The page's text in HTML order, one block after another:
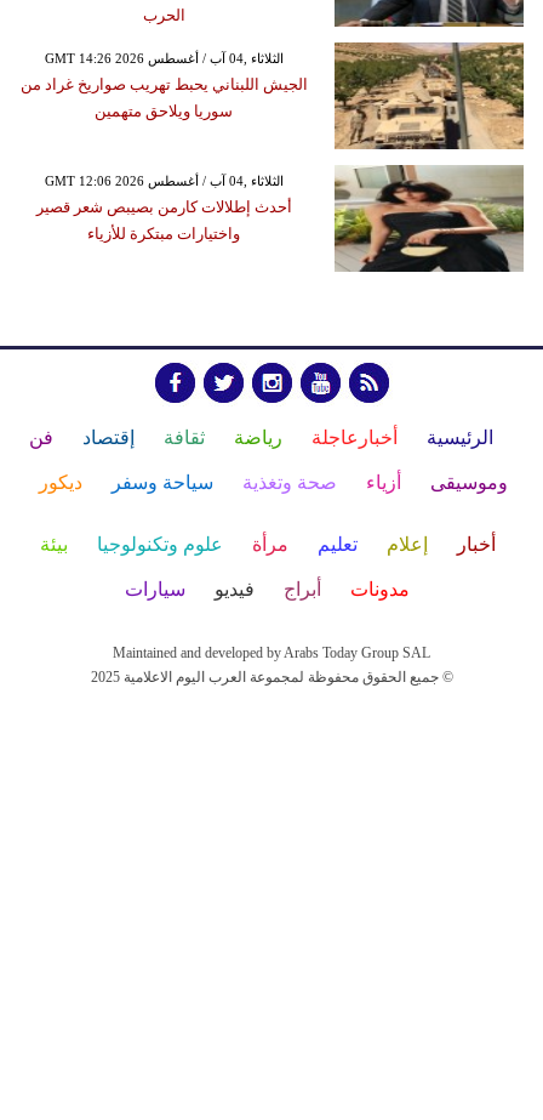
الحرب
GMT 14:26 2026 الثلاثاء ,04 آب / أغسطس
الجيش اللبناني يحبط تهريب صواريخ غراد من
سوريا ويلاحق متهمين
GMT 12:06 2026 الثلاثاء ,04 آب / أغسطس
أحدث إطلالات كارمن بصيبص شعر قصير
واختيارات مبتكرة للأزياء
الرئيسية أخبارعاجلة رياضة ثقافة إقتصاد فن
وموسيقى أزياء صحة وتغذية سياحة وسفر ديكور
أخبار إعلام تعليم مرأة علوم وتكنولوجيا بيئة
مدونات أبراج فيديو سيارات
Maintained and developed by Arabs Today Group SAL
جميع الحقوق محفوظة لمجموعة العرب اليوم الاعلامية 2025 ©